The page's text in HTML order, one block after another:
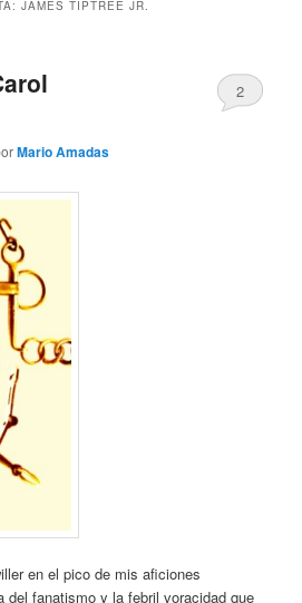
JAMES TIPTREE JR.
Mario Amadas
2
en el pico de mis aficiones
del fanatismo y la febril voracidad que